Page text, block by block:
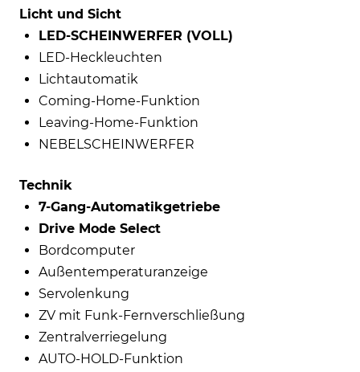
Licht und Sicht
LED-SCHEINWERFER (VOLL)
LED-Heckleuchten
Lichtautomatik
Coming-Home-Funktion
Leaving-Home-Funktion
NEBELSCHEINWERFER
Technik
7-Gang-Automatikgetriebe
Drive Mode Select
Bordcomputer
Außentemperaturanzeige
Servolenkung
ZV mit Funk-Fernverschließung
Zentralverriegelung
AUTO-HOLD-Funktion